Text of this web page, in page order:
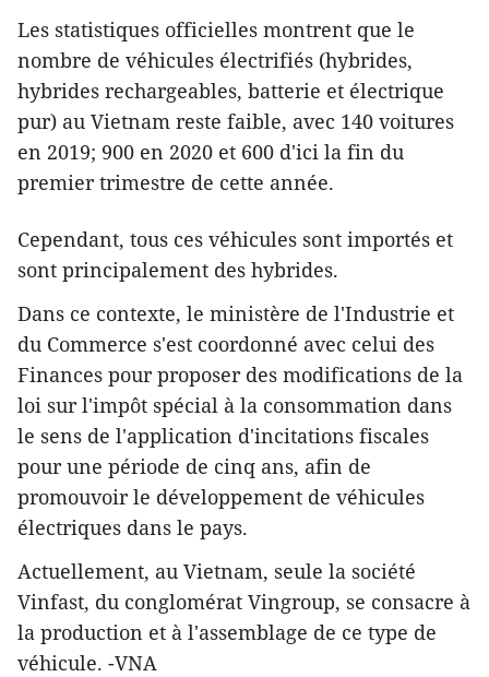
Les statistiques officielles montrent que le
nombre de véhicules électrifiés (hybrides,
hybrides rechargeables, batterie et électrique
pur) au Vietnam reste faible, avec 140 voitures
en 2019; 900 en 2020 et 600 d'ici la fin du
premier trimestre de cette année.
Cependant, tous ces véhicules sont importés et
sont principalement des hybrides.
Dans ce contexte, le ministère de l'Industrie et
du Commerce s'est coordonné avec celui des
Finances pour proposer des modifications de la
loi sur l'impôt spécial à la consommation dans
le sens de l'application d'incitations fiscales
pour une période de cinq ans, afin de
promouvoir le développement de véhicules
électriques dans le pays.
Actuellement, au Vietnam, seule la société
Vinfast, du conglomérat Vingroup, se consacre à
la production et à l'assemblage de ce type de
véhicule. -VNA